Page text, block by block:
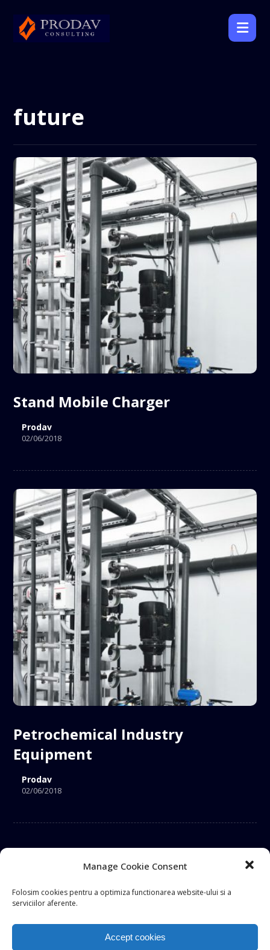
Manage Cookie Consent
Folosim cookies pentru a optimiza functionarea website-ului si a
serviciilor aferente.
Accept cookies
future
Stand Mobile Charger
Prodav
02/06/2018
Petrochemical Industry
Equipment
Prodav
02/06/2018